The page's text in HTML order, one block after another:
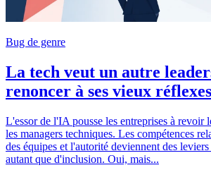
Bug de genre
La tech veut un autre
renoncer à ses vieux réflexes
L'essor de l'IA pousse les entreprises à revoir
les managers techniques. Les compétences
des équipes et l'autorité deviennent des
autant que d'inclusion. Oui, mais...